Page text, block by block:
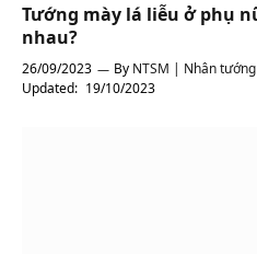
Tướng mày lá liễu ở phụ
nhau?
26/09/2023 By NTSM | Nhân
Updated: 19/10/2023